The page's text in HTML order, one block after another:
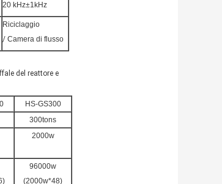
20 kHz±1kHz
Riciclaggio
/ Camera di flusso
del reattore e
HS-GS300
300tons
2000w
96000w
(2000w*48)